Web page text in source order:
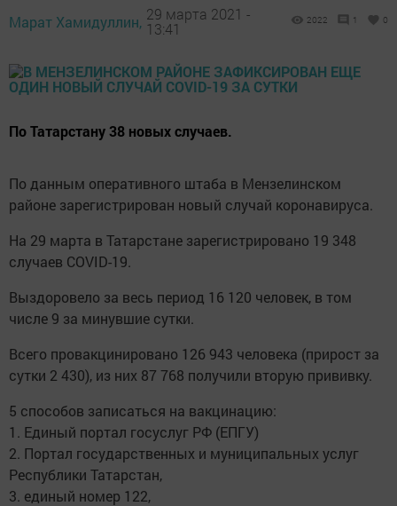
Марат Хамидуллин, 29 марта 2021 -
13:41
2022 1 0
По Татарстану 38 новых случаев.
По данным оперативного штаба в Мензелинском
районе зарегистрирован новый случай коронавируса.
На 29 марта в Татарстане зарегистрировано 19 348
случаев COVID-19.
Выздоровело за весь период 16 120 человек, в том
числе 9 за минувшие сутки.
Всего провакцинировано 126 943 человека (прирост за
сутки 2 430), из них 87 768 получили вторую прививку.
5 способов записаться на вакцинацию:
1. Единый портал госуслуг РФ (ЕПГУ)
2. Портал государственных и муниципальных услуг
Республики Татарстан,
3. единый номер 122,